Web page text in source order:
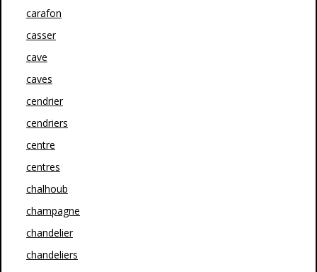
carafon
casser
cave
caves
cendrier
cendriers
centre
centres
chalhoub
champagne
chandelier
chandeliers